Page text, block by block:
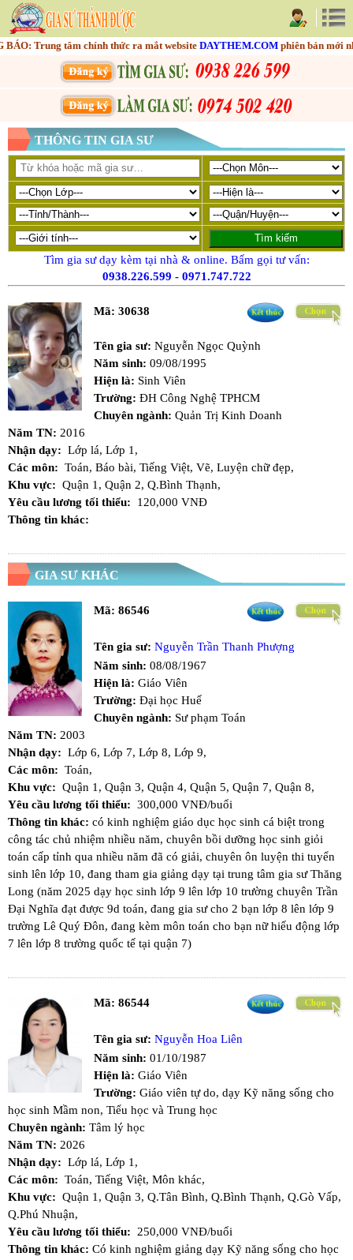
Trung tâm chính thức ra mắt websiteDAYTHEM.COMphiên bản mới
THÔNG TIN GIA SƯ
Tìm gia sư dạy kèm tại nhà & online. Bấm gọi tư vấn:
0938.226.599 - 0971.747.722
Mã: 30638
Tên gia sư: Nguyễn Ngọc Quỳnh
Năm sinh: 09/08/1995
Hiện là: Sinh Viên
Trường: ĐH Công Nghệ TPHCM
Chuyên ngành: Quản Trị Kinh Doanh
Năm TN: 2016
Nhận dạy: Lớp lá, Lớp 1,
Các môn: Toán, Báo bài, Tiếng Việt, Vẽ, Luyện chữ đẹp,
Khu vực: Quận 1, Quận 2, Q.Bình Thạnh,
Yêu cầu lương tối thiểu:
120,000 VNĐ
Thông tin khác:
GIA SƯ KHÁC
Mã: 86546
Tên gia sư: Nguyễn Trần Thanh Phượng
Năm sinh: 08/08/1967
Hiện là: Giáo Viên
Trường: Đại học Huế
Chuyên ngành: Sư phạm Toán
Năm TN: 2003
Nhận dạy: Lớp 6, Lớp 7, Lớp 8, Lớp 9,
Các môn: Toán,
Khu vực: Quận 1, Quận 3, Quận 4, Quận 5, Quận 7, Quận 8,
Yêu cầu lương tối thiểu: 300,000 VNĐ/buổi
Thông tin khác: có kinh nghiệm giáo dục học sinh cá biệt trong
công tác chủ nhiệm nhiều năm, chuyên bồi dưỡng học sinh giỏi
toán cấp tỉnh qua nhiều năm đã có giải, chuyên ôn luyện thi tuyển
sinh lên lớp 10, đang tham gia giảng dạy tại trung tâm gia sư Thăng
Long (năm 2025 dạy học sinh lớp 9 lên lớp 10 trường chuyên Trần
Đại Nghĩa đạt được 9d toán, đang gia sư cho 2 bạn lớp 8 lên lớp 9
trường Lê Quý Đôn, đang kèm môn toán cho bạn nữ hiếu động lớp
7 lên lớp 8 trường quốc tế tại quận 7)
Mã: 86544
Tên gia sư: Nguyễn Hoa Liên
Năm sinh: 01/10/1987
Hiện là: Giáo Viên
Trường: Giáo viên tự do, dạy Kỹ năng sống cho
học sinh Mầm non, Tiểu học và Trung học
Chuyên ngành: Tâm lý học
Năm TN: 2026
Nhận dạy: Lớp lá, Lớp 1,
Các môn: Toán, Tiếng Việt, Môn khác,
Khu vực: Quận 1, Quận 3, Q.Tân Bình, Q.Bình Thạnh, Q.Gò Vấp,
Q.Phú Nhuận,
Yêu cầu lương tối thiểu:
250,000 VNĐ/buổi
Thông tin khác: Có kinh nghiệm giảng dạy Kỹ năng sống cho học